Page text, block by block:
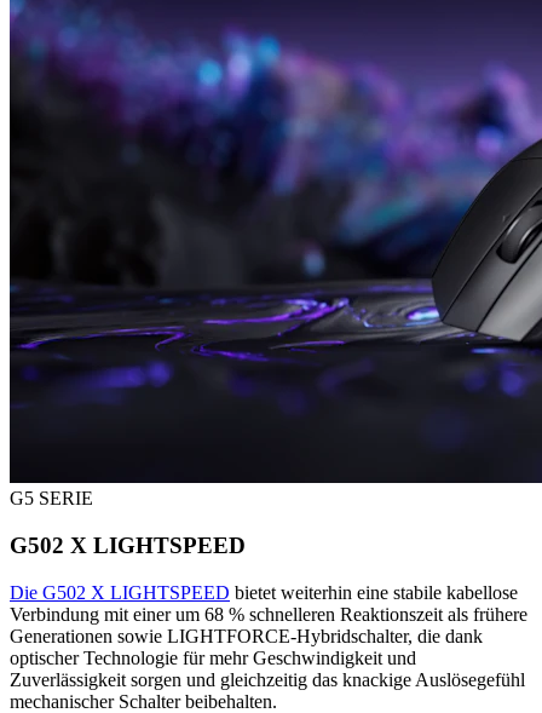
G5 SERIE
G502 X LIGHTSPEED
Die G502 X LIGHTSPEED bietet weiterhin eine stabile kabellose
Verbindung mit einer um 68 % schnelleren Reaktionszeit als frühere
Generationen sowie LIGHTFORCE-Hybridschalter, die dank
optischer Technologie für mehr Geschwindigkeit und
Zuverlässigkeit sorgen und gleichzeitig das knackige Auslösegefühl
mechanischer Schalter beibehalten.